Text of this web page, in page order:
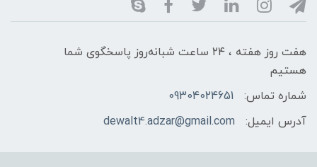
هفت روز هفته ، ۲۴ ساعت شبانه‌روز پاسخگوی شما
هستیم
شماره تماس:
09304024651
آدرس ایمیل:
dewalt4.adzar@gmail.com